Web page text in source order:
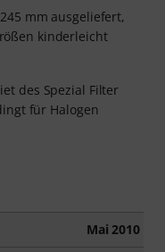
mm ausgeliefert,
kinderleicht
des Spezial Filter
für Halogen
Mai 2010